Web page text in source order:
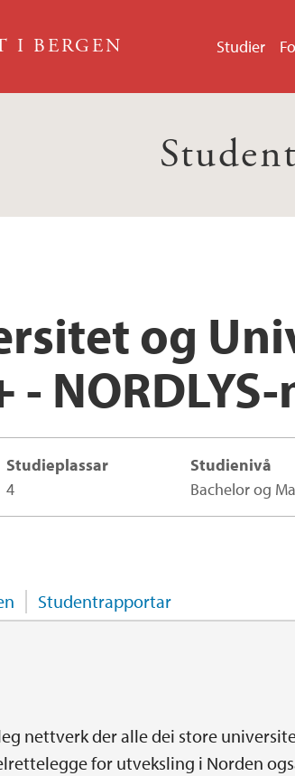
I BERGEN Studier
og
-
Studieplassar
4
Studienivå
Bachelor og
Studentrapportar
nettverk der alle dei store
for utveksling i Norden